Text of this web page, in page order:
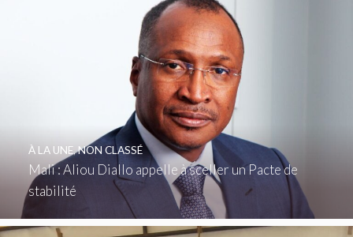
Mali : Aliou Diallo appelle à sceller un Pacte de
stabilité
À LA UNE,NON CLASSÉ